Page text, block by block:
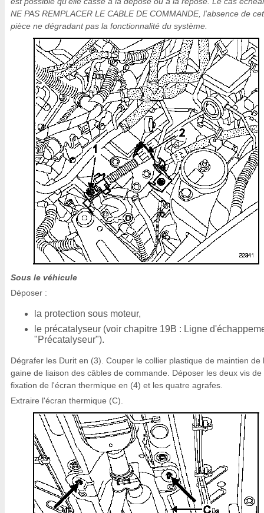
NE PAS REMPLACER LE CABLE DE COMMANDE, l'absence de
pièce ne dégradant pas la fonctionnalité du système.
Sous le véhicule
Déposer :
la protection sous moteur,
le précatalyseur (voir chapitre 19B : Ligne
"Précatalyseur").
Dégrafer les Durit en (3). Couper le collier plastique de maintien de
gaine de liaison des câbles de commande. Déposer les deux vis de
fixation de l'écran thermique en (4) et les quatre agrafes.
Extraire l'écran thermique (C).